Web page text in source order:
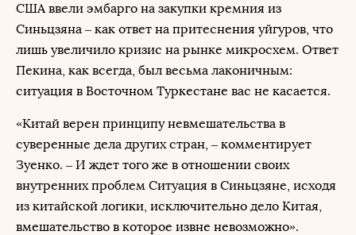
США ввели эмбарго на закупки кремния из
Синьцзяна – как ответ на притеснения уйгуров, что
лишь увеличило кризис на рынке микросхем. Ответ
Пекина, как всегда, был весьма лаконичным:
ситуация в Восточном Туркестане вас не касается.
«Китай верен принципу невмешательства в
суверенные дела других стран, – комментирует
Зуенко. – И ждет того же в отношении своих
внутренних проблем Ситуация в Синьцзяне, исходя
из китайской логики, исключительно дело Китая,
вмешательство в которое извне невозможно».